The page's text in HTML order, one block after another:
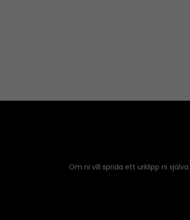
Om ni vill sprida ett urklipp ni